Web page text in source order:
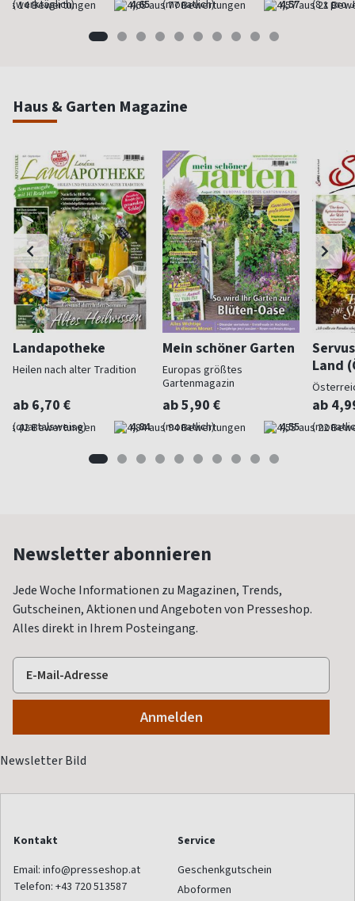
(werktäglich) 4,65 (monatlich) 4,57 (8 x pro
Haus & Garten Magazine
Landapotheke
Heilen nach alter Tradition
ab 6,70 €
(quartalsweise) 4,84
Mein schöner Garten
Europas größtes
Gartenmagazin
ab 5,90 €
(monatlich) 4,55
Land
ab
Newsletter abonnieren
Jede Woche Informationen zu Magazinen, Trends,
Gutscheinen, Aktionen und Angeboten von Presseshop.
Alles direkt in Ihrem Posteingang.
Kontakt
Email: info@presseshop.at
Telefon: +43 720 513587
Service
Geschenkgutschein
Aboformen